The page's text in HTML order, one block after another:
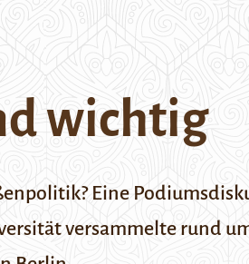
wichtig
Eine
versammelte rund